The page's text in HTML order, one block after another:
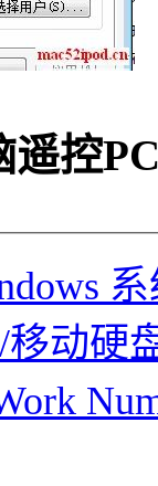
遥控
移动硬